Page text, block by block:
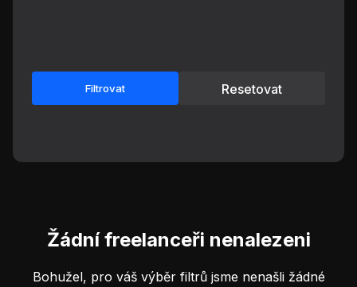
Filtrovat Resetovat
Žádní freelanceři nenalezeni
Bohužel, pro váš výběr filtrů jsme nenašli žádné